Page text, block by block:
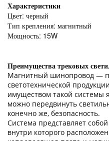
Характеристики
Цвет: черный
Тип крепления: магнитный
Мощность: 15W
Преимущества трековых
Магнитный шинопровод —
светотехнической
имуществом такой системы
можно передвинуть
конечно же, безопасность.
Система представляет
внутри которого